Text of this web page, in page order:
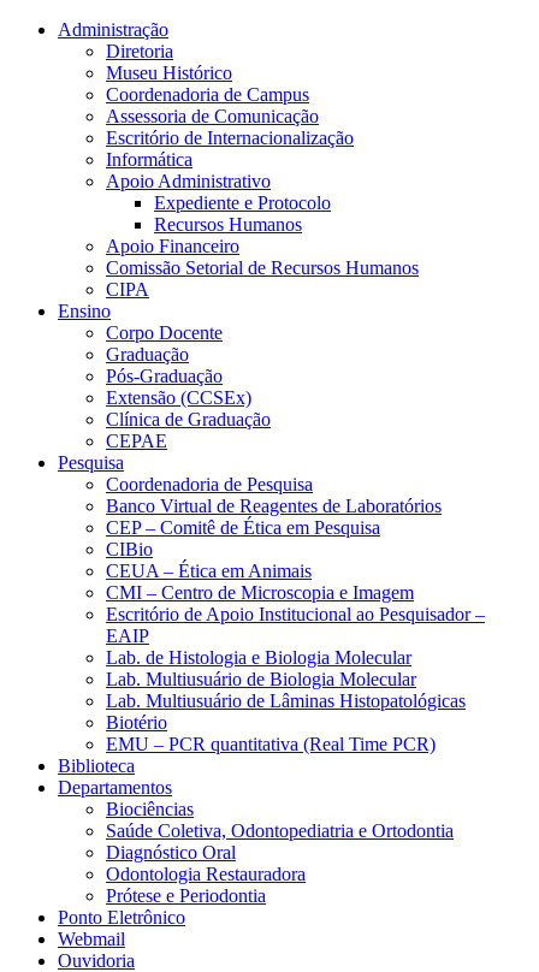
Conteúdo principal Menu principal
Administração
Diretoria
Museu Histórico
Coordenadoria de Campus
Assessoria de Comunicação
Escritório de Internacionalização
Informática
Apoio Administrativo
Expediente e Protocolo
Recursos Humanos
Apoio Financeiro
Comissão Setorial de Recursos Humanos
CIPA
Ensino
Corpo Docente
Graduação
Pós-Graduação
Extensão (CCSEx)
Clínica de Graduação
CEPAE
Pesquisa
Coordenadoria de Pesquisa
Banco Virtual de Reagentes de Laboratórios
CEP – Comitê de Ética em Pesquisa
CIBio
CEUA – Ética em Animais
CMI – Centro de Microscopia e Imagem
Escritório de Apoio Institucional ao Pesquisador –
EAIP
Lab. de Histologia e Biologia Molecular
Lab. Multiusuário de Biologia Molecular
Lab. Multiusuário de Lâminas Histopatológicas
Biotério
EMU – PCR quantitativa (Real Time PCR)
Biblioteca
Departamentos
Biociências
Saúde Coletiva, Odontopediatria e Ortodontia
Diagnóstico Oral
Odontologia Restauradora
Prótese e Periodontia
Ponto Eletrônico
Webmail
Ouvidoria